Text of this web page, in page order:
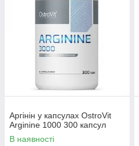
Аргінін у капсулах OstroVit
Arginine 1000 300 капсул
В наявності